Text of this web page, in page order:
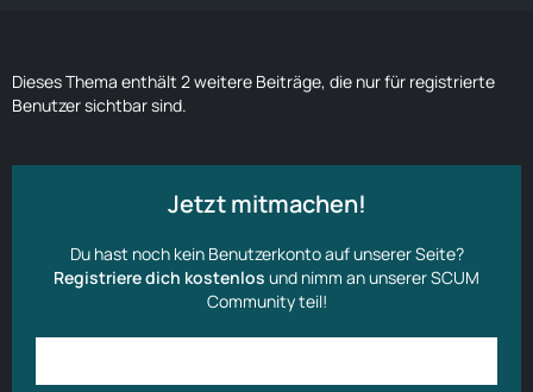
Dieses Thema enthält 2 weitere Beiträge, die nur für registrierte
Benutzer sichtbar sind.
Jetzt mitmachen!
Du hast noch kein Benutzerkonto auf unserer Seite?
Registriere dich kostenlos und nimm an unserer SCUM
Community teil!